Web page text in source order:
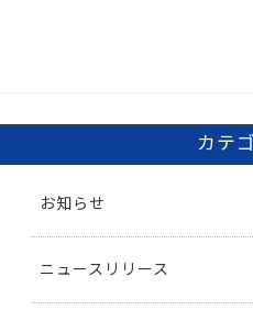
カテ
お知らせ
ニュースリリース